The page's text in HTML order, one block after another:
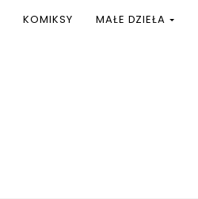
KOMIKSY MAŁE DZIEŁA